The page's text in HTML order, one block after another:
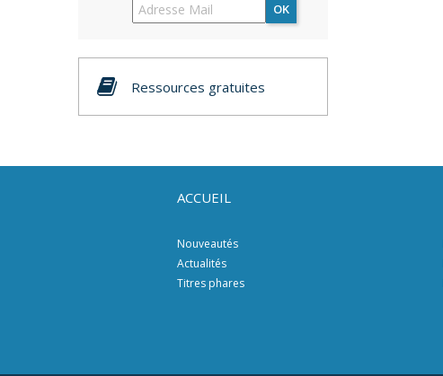
OK
Ressources gratuites
ACCUEIL
Nouveautés
Actualités
Titres phares